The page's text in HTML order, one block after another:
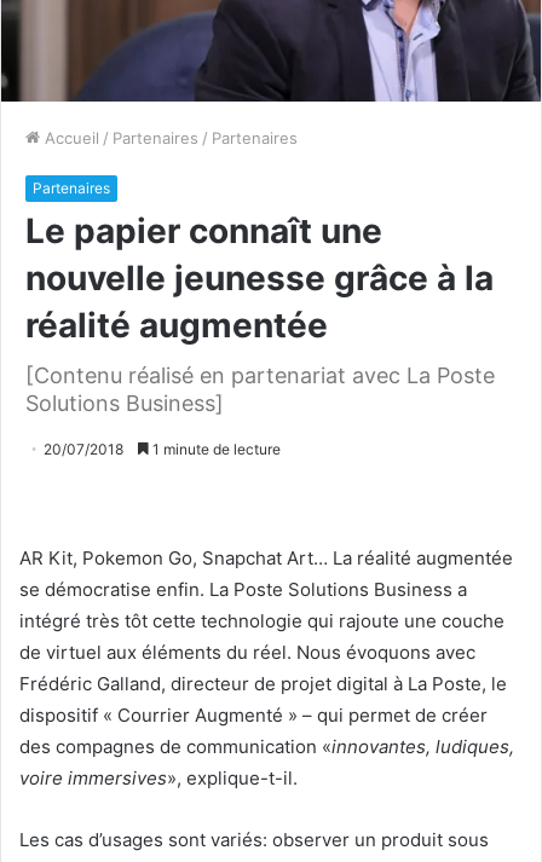
Accueil / Partenaires / Partenaires
Partenaires
Le papier connaît une
nouvelle jeunesse grâce à la
réalité augmentée
[Contenu réalisé en partenariat avec La Poste
Solutions Business]
20/07/2018 1 minute de lecture
AR Kit, Pokemon Go, Snapchat Art… La réalité augmentée
se démocratise enfin. La Poste Solutions Business a
intégré très tôt cette technologie qui rajoute une couche
de virtuel aux éléments du réel. Nous évoquons avec
Frédéric Galland, directeur de projet digital à La Poste, le
dispositif « Courrier Augmenté » – qui permet de créer
des compagnes de communication «innovantes, ludiques,
voire immersives», explique-t-il.
Les cas d’usages sont variés: observer un produit sous